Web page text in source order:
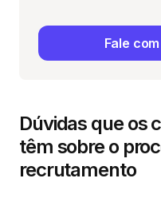
Dúvidas que os
têm sobre o
recrutamento
Fale